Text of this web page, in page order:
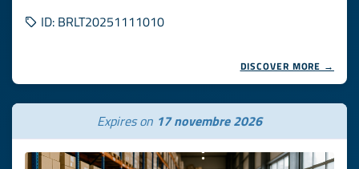
ID: BRLT20251111010
DISCOVER MORE →
Expires on 17 novembre 2026